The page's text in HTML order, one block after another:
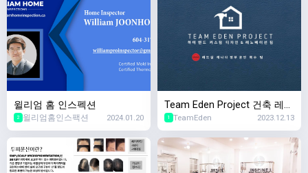
윌리엄 홈 인스펙션
2 윌리엄홈인스팩션 2024.01.20
Team Eden Project 건축 레노
베이션 인테리어 디자인
1 TeamEden 2023.12.13